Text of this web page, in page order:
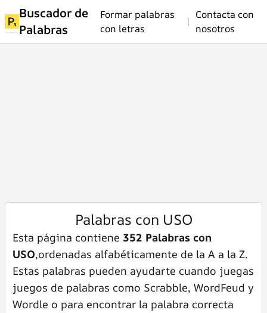
Buscador de
Palabras
Formar palabras
con letras
|
Contacta con
nosotros
Palabras con USO
Esta página contiene 352 Palabras con
USO,ordenadas alfabéticamente de la A a la Z.
Estas palabras pueden ayudarte cuando juegas
juegos de palabras como Scrabble, WordFeud y
Wordle o para encontrar la palabra correcta